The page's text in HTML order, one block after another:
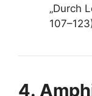
„Durch
4.